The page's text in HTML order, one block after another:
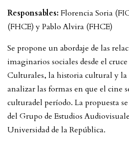
Responsables: Florencia Soria
(FHCE) y Pablo Alvira (FHCE)
Se propone un abordaje de las
imaginarios sociales desde el cruce
Culturales, la historia cultural y
analizar las formas en que el cine
culturadel período. La propuesta
del Grupo de Estudios
Universidad de la República.